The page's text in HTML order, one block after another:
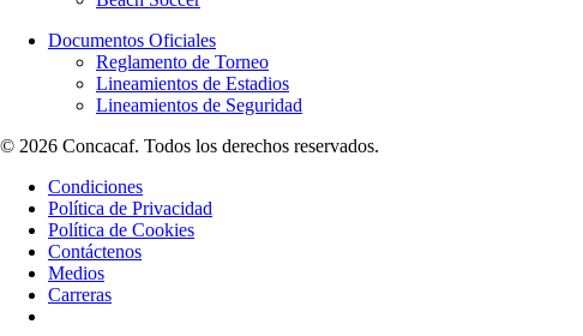
Documentos Oficiales
Reglamento de Torneo
Lineamientos de Estadios
Lineamientos de Seguridad
© 2026 Concacaf. Todos los derechos reservados.
Condiciones
Política de Privacidad
Política de Cookies
Contáctenos
Medios
Carreras